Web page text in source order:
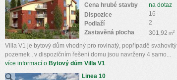
na dotaz
Cena hrubé stavby
16
Dispozice
2
Podlaží
301,92 m2
Zastavěná plocha
Villa V1 je bytový dům vhodný pro rovinatý, popřípadě svahovitý
pozemek , v dispozičním řešení domu jsou navrženy 4 samo...
více informací o Bytový dům Villa V1
Linea 10